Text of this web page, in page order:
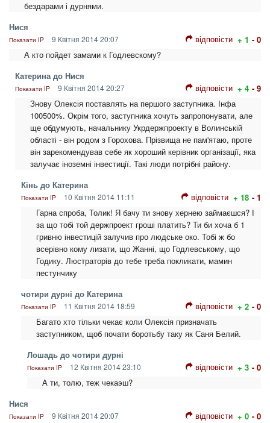
бездарами і дурнями.
Нися
Показати IP 9 Квітня 2014 20:07 відповісти + 1 - 0
А кто пойдет замами к Годлевскому?
Катерина до Нися
Показати IP 9 Квітня 2014 20:27 відповісти + 4 - 9
Знову Олексія поставлять на першого заступника. Інфа
100500%. Окрім того, заступника хочуть запропонувати, але
ще обдумують, начальнику Укрдержпроекту в Волинській
області - він родом з Горохова. Прізвища не пам'ятаю, проте
він зарекомендував себе як хороший керівник організації, яка
залучає іноземні інвестиції. Такі люди потрібні району.
Кінь до Катерина
Показати IP 10 Квітня 2014 11:11 відповісти + 18 - 1
Гарна спроба, Толик! Я бачу ти знову хернею займаєшся? І
за що тобі той держпроект гроші платить? Ти би хоча б 1
гривню інвестицій залучив про людське око. Тобі ж бо
всерівно кому лизати, що Жанні, що Годлевському, що
Годику. Люстраторів до тебе треба покликати, мамин
пестунчику
чотири дурні до Катерина
Показати IP 11 Квітня 2014 18:59 відповісти + 2 - 0
Багато хто тільки чекає коли Олексія призначать
заступником, щоб почати боротьбу таку як Саня Белий.
Лошадь до чотири дурні
Показати IP 12 Квітня 2014 23:10 відповісти + 3 - 0
А ти, толю, теж чекаэш?
Нися
Показати IP 9 Квітня 2014 20:07 відповісти + 0 - 0